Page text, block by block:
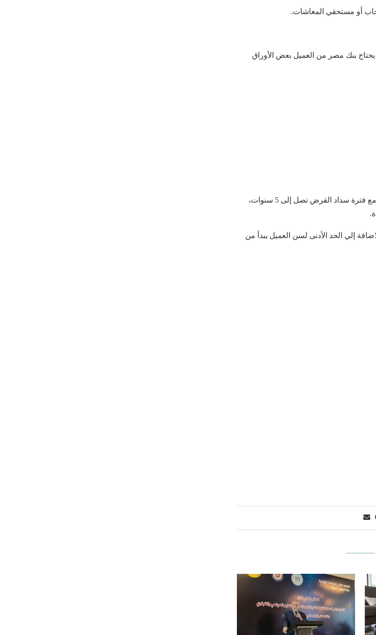
أو مستحقي المعاشات.
بنك مصر من العميل بعض الأوراق
حيث تصل إلى 300 ألف جنيه، مع فترة سداد القرض تصل إلى 5 سنوات،
قيمة القرض،وبالاضافة إلي الحد الأدنى لسن العميل يبدأ من